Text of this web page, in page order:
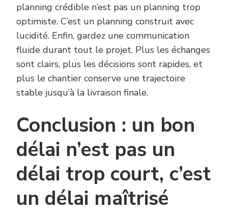
planning crédible n’est pas un planning trop
optimiste. C’est un planning construit avec
lucidité. Enfin, gardez une communication
fluide durant tout le projet. Plus les échanges
sont clairs, plus les décisions sont rapides, et
plus le chantier conserve une trajectoire
stable jusqu’à la livraison finale.
Conclusion : un bon
délai n’est pas un
délai trop court, c’est
un délai maîtrisé